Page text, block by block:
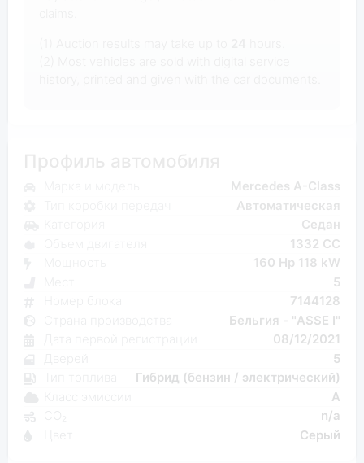
Mercedes A-Class
Автоматическая
Седан
1332 CC
160 Hp 118 kW
5
7144128
Бельгия - "ASSE I"
08/12/2021
5
Гибрид (бензин / электрический)
A
n/a
Серый